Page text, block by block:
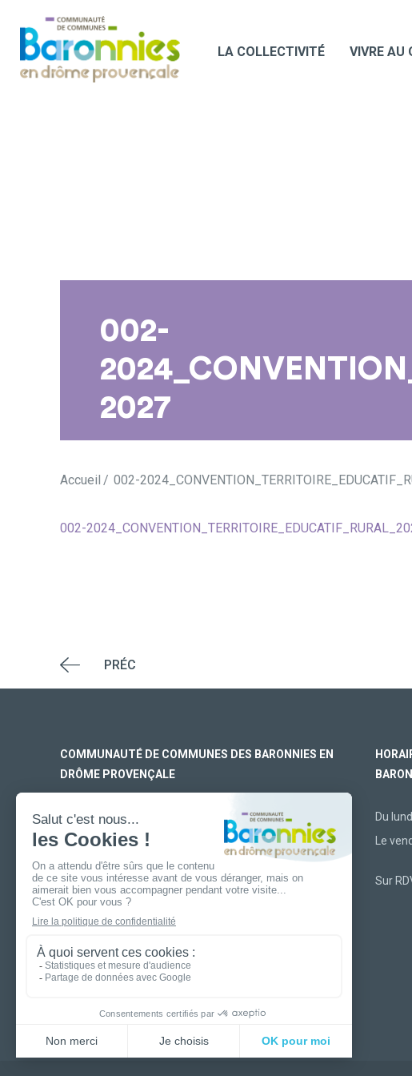
LA COLLECTIVITÉ VIVRE AU
002-
2027
Accueil 002-
002-
PRÉC
COMMUNAUTÉ DE COMMUNES DES BARONNIES EN
DRÔME PROVENÇALE
SIÈGE SOCIAL
170 rue Ferdinand Fert
Les Laurons – CS 30005
26110 Nyons
ANTENNE DE BUIS-LES-BARONNIES
19 boulevard Aristide Briand
26170 Buis-Les-Baronnies
Du
Le
Sur